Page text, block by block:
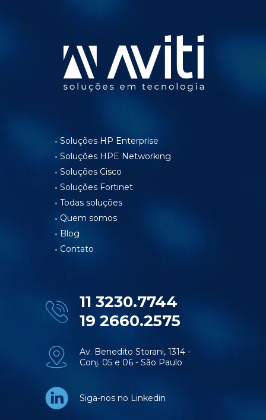
Soluções HP Enterprise
Soluções HPE Networking
Soluções Cisco
Soluções Fortinet
Todas soluções
Quem somos
Blog
Contato
11 3230.7744
19 2660.2575
Av. Benedito Storani, 1314 -
Conj. 05 e 06 - São Paulo
Siga-nos no Linkedin